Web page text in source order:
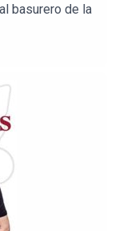
basurero de la
julioastilleroEnl
BBVA a